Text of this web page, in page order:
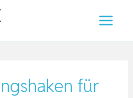
für